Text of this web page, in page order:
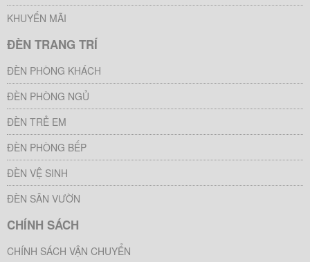
KHUYẾN MÃI
ĐÈN TRANG TRÍ
ĐÈN PHÒNG KHÁCH
ĐÈN PHÒNG NGỦ
ĐÈN TRẺ EM
ĐÈN PHÒNG BẾP
ĐÈN VỆ SINH
ĐÈN SÂN VƯỜN
CHÍNH SÁCH
CHÍNH SÁCH VẬN CHUYỂN